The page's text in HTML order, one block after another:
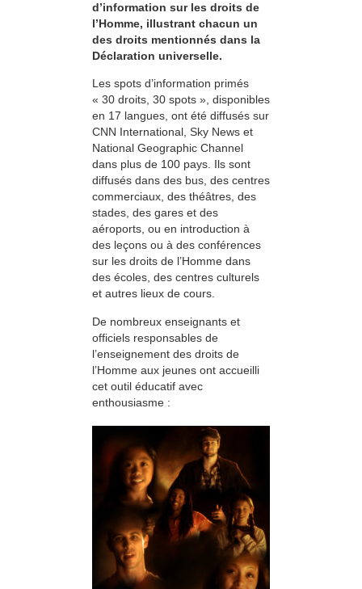
d’information sur les droits de
l’Homme, illustrant chacun un
des droits mentionnés dans la
Déclaration universelle.
Les spots d’information primés
« 30 droits, 30 spots », disponibles
en 17 langues, ont été diffusés sur
CNN International, Sky News et
National Geographic Channel
dans plus de 100 pays. Ils sont
diffusés dans des bus, des centres
commerciaux, des théâtres, des
stades, des gares et des
aéroports, ou en introduction à
des leçons ou à des conférences
sur les droits de l’Homme dans
des écoles, des centres culturels
et autres lieux de cours.
De nombreux enseignants et
officiels responsables de
l’enseignement des droits de
l’Homme aux jeunes ont accueilli
cet outil éducatif avec
enthousiasme :